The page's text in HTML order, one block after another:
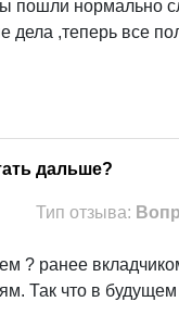
пошли нормально
,теперь все
дальше?
Тип отзыва:
? ранее
Так что в